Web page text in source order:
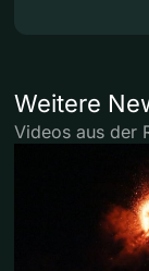
Weitere
Videos aus der